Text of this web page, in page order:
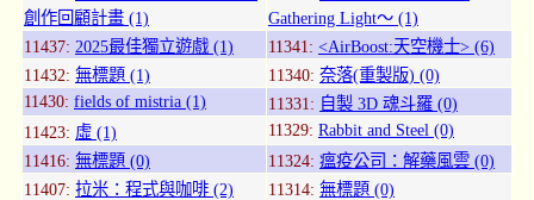
創作回顧計畫 (1)
Gathering Light～ (1)
11437: 2025最佳獨立遊戲 (1) 11341: <AirBoost:天空機士> (6)
11432: 無標題 (1) 11340: 奈落(重製版) (0)
11430: fields of mistria (1) 11331: 自製 3D 魂斗羅 (0)
11423: 虛 (1) 11329: Rabbit and Steel (0)
11416: 無標題 (0) 11324: 瘟疫公司：解藥風雲 (0)
11407: 拉米：程式與咖啡 (2) 11314: 無標題 (0)